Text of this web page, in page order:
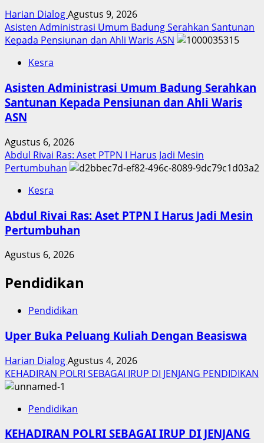
Harian DialogAgustus 9, 2026
Asisten Administrasi Umum Badung Serahkan Santunan
Kepada Pensiunan dan Ahli Waris ASN
Kesra
Asisten Administrasi Umum Badung Serahkan
Santunan Kepada Pensiunan dan Ahli Waris
ASN
Agustus 6, 2026
Abdul Rivai Ras: Aset PTPN I Harus Jadi Mesin
Pertumbuhan
Kesra
Abdul Rivai Ras: Aset PTPN I Harus Jadi Mesin
Pertumbuhan
Agustus 6, 2026
Pendidikan
Pendidikan
Uper Buka Peluang Kuliah Dengan Beasiswa
Harian DialogAgustus 4, 2026
KEHADIRAN POLRI SEBAGAI IRUP DI JENJANG PENDIDIKAN
Pendidikan
KEHADIRAN POLRI SEBAGAI IRUP DI JENJANG